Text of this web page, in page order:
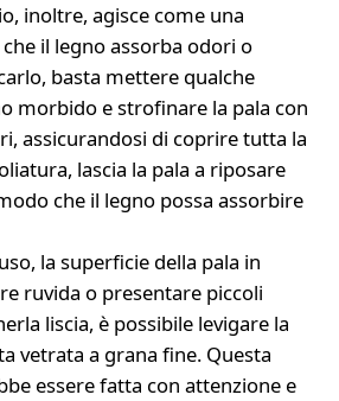
inoltre, agisce come una
il legno assorba odori o
basta mettere qualche
morbido e strofinare la pala con
assicurandosi di coprire tutta la
lascia la pala a riposare
che il legno possa assorbire
la superficie della pala in
ruvida o presentare piccoli
liscia, è possibile levigare la
vetrata a grana fine. Questa
essere fatta con attenzione e